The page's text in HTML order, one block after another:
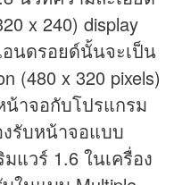
x 240) display
นดรอยด์นั้นจะเป็น
(480 x 320 pixels)
น้าจอกับโปรแกรม
รับหน้าจอแบบ
แวร์ 1.6 ในเครื่อง